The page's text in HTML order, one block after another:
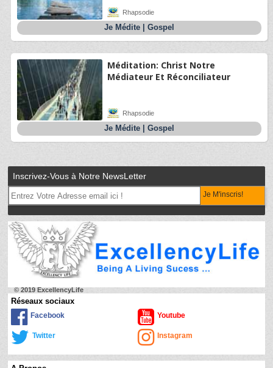
Rhapsodie
Je Médite| Gospel
Méditation: Christ Notre
Médiateur Et Réconciliateur
Rhapsodie
Je Médite| Gospel
Inscrivez-Vous à Notre NewsLetter
Je M'inscris!
© 2019 ExcellencyLife
Réseaux sociaux
Facebook Youtube
Twitter Instagram